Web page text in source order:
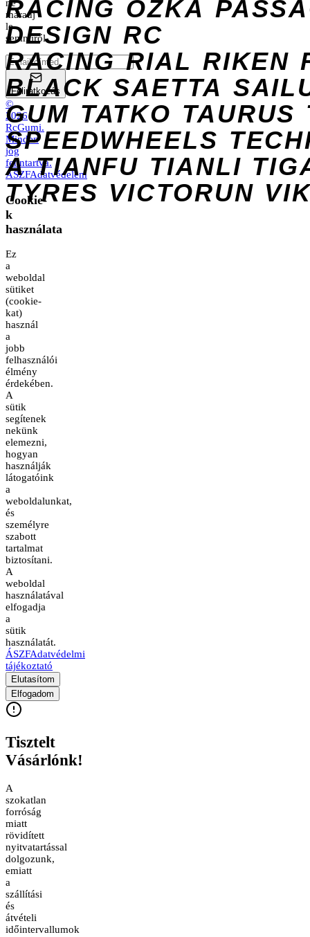
RACING OZKA
DESIGN RC
RACING RIAL RIKEN
BLACK SAETTA
GUM TATKO TAURUS
SPEEDWHEELS
A TIANFU TIANLI
TYRES VICTORUN
ne
maradj
le
semmiről.
Feliratkozás
©
2026
RcGumi.
Minden
jog
fenntartva.
ÁSZFAdatvédelem
Cookie-
k
használata
Ez
a
weboldal
sütiket
(cookie-
kat)
használ
a
jobb
felhasználói
élmény
érdekében.
A
sütik
segítenek
nekünk
elemezni,
hogyan
használják
látogatóink
a
weboldalunkat,
és
személyre
szabott
tartalmat
biztosítani.
A
weboldal
használatával
elfogadja
a
sütik
használatát.
ÁSZFAdatvédelmi
tájékoztató
Elutasítom
Elfogadom
Tisztelt
Vásárlónk!
A
szokatlan
forróság
miatt
rövidített
nyitvatartással
dolgozunk,
emiatt
a
szállítási
és
átvételi
időintervallumok